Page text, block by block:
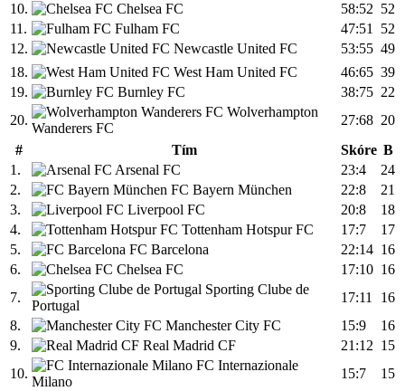
10.
Chelsea FC 58:52 52
11.
Fulham FC 47:51
52
12.
Newcastle United FC 53:55 49
18.
West Ham United FC 46:65 39
19.
Burnley FC 38:75 22
20.
Wolverhampton
Wanderers FC
27:68 20
#
Tím Skóre B
1.
Arsenal FC 23:4
24
2.
FC Bayern München 22:8
21
3.
Liverpool FC 20:8
18
4.
Tottenham Hotspur FC 17:7
17
5.
FC Barcelona 22:14 16
6.
Chelsea FC 17:10 16
7.
Sporting Clube de
Portugal
17:11
16
8.
Manchester City FC 15:9
16
9.
Real Madrid CF 21:12 15
10.
FC Internazionale
Milano
15:7
15